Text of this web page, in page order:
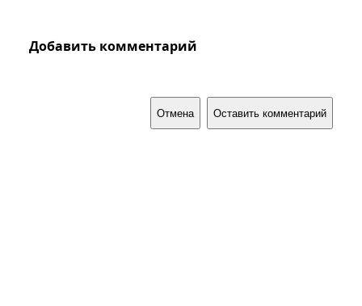
Добавить комментарий
Отмена Оставить комментарий